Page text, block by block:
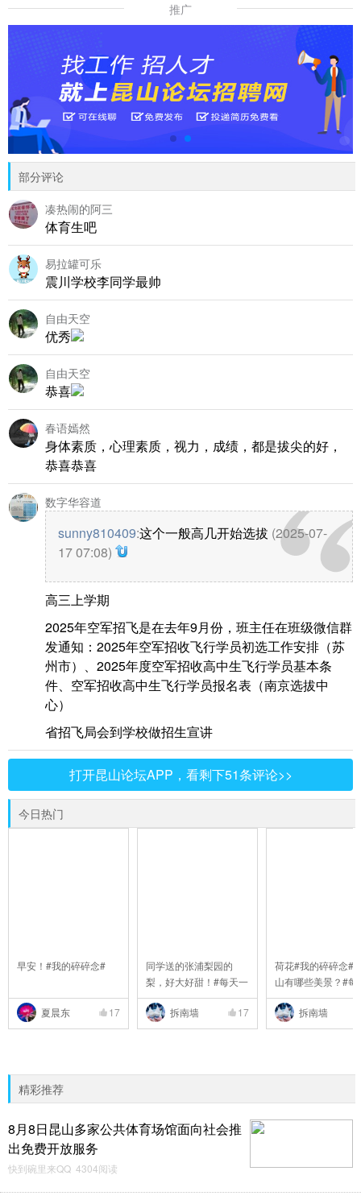
推广
部分评论
凑热闹的阿三
体育生吧
易拉罐可乐
震川学校李同学最帅
自由天空
优秀
自由天空
恭喜
春语嫣然
身体素质，心理素质，视力，成绩，都是拔尖的好，
恭喜恭喜
数字华容道
sunny810409:这个一般高几开始选拔 (2025-07-
17 07:08)
高三上学期
2025年空军招飞是在去年9月份，班主任在班级微信群
发通知：2025年空军招收飞行学员初选工作安排（苏
州市）、2025年度空军招收高中生飞行学员基本条
件、空军招收高中生飞行学员报名表（南京选拔中
心）
省招飞局会到学校做招生宣讲
打开昆山论坛APP，看剩下51条评论>>
今日热门
早安！#我的碎碎念#
夏晨东 17
同学送的张浦梨园的
梨，好大好甜！#每天一
..
拆南墙
17
荷花#我的碎碎念
山有哪些美景？#每
拆南墙
精彩推荐
8月8日昆山多家公共体育场馆面向社会推
出免费开放服务
快到碗里来QQ 4304阅读